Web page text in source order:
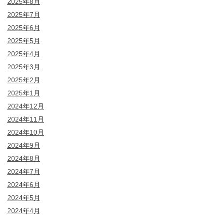
2025年8月
2025年7月
2025年6月
2025年5月
2025年4月
2025年3月
2025年2月
2025年1月
2024年12月
2024年11月
2024年10月
2024年9月
2024年8月
2024年7月
2024年6月
2024年5月
2024年4月